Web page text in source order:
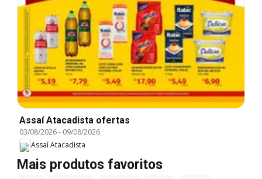
Assaí Atacadista ofertas
03/08/2026- 09/08/2026
Assaí Atacadista
Mais produtos favoritos